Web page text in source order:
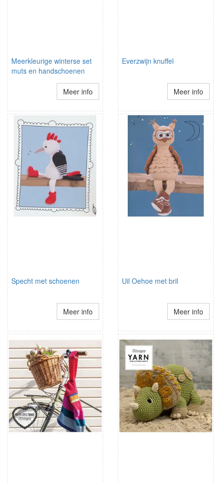
Meerkleurige winterse set
muts en handschoenen
Meer info
Everzwijn knuffel
Meer info
Specht met schoenen
Meer info
Uil Oehoe met bril
Meer info